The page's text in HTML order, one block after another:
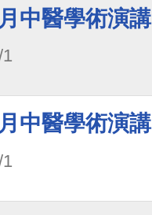
中醫學術演講
中醫學術演講